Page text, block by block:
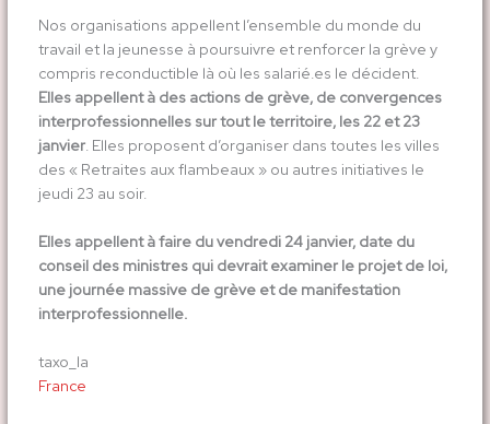
Nos organisations appellent l’ensemble du monde du
travail et la jeunesse à poursuivre et renforcer la grève y
compris reconductible là où les salarié.es le décident.
Elles appellent à des actions de grève, de convergences
interprofessionnelles sur tout le territoire, les 22 et 23
janvier. Elles proposent d’organiser dans toutes les villes
des « Retraites aux flambeaux » ou autres initiatives le
jeudi 23 au soir.
Elles appellent à faire du vendredi 24 janvier, date du
conseil des ministres qui devrait examiner le projet de loi,
une journée massive de grève et de manifestation
interprofessionnelle.
taxo_la
France